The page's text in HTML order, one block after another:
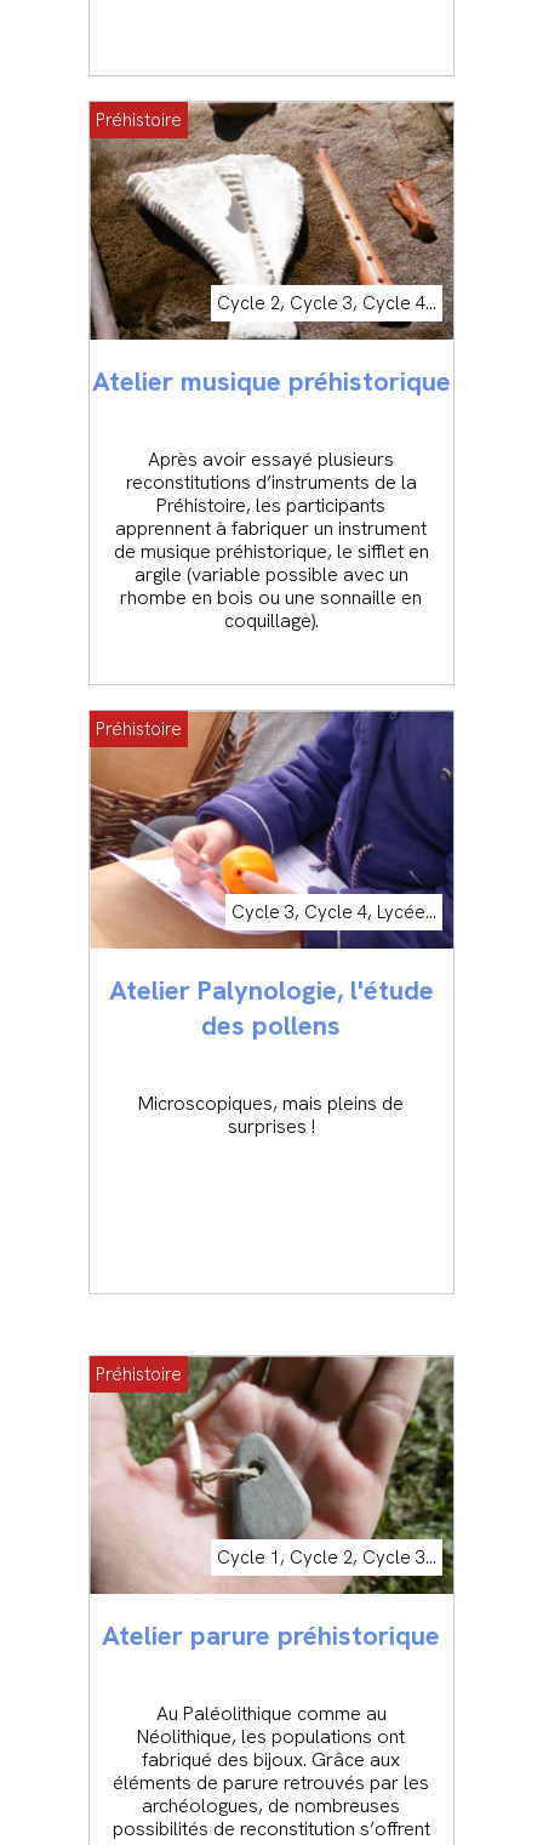
Préhistoire
Cycle 2, Cycle 3, Cycle 4...
Atelier musique préhistorique
Après avoir essayé plusieurs
reconstitutions d’instruments de la
Préhistoire, les participants
apprennent à fabriquer un instrument
de musique préhistorique, le sifflet en
argile (variable possible avec un
rhombe en bois ou une sonnaille en
coquillage).
Préhistoire
Cycle 3, Cycle 4, Lycée...
Atelier Palynologie, l'étude
des pollens
Microscopiques, mais pleins de
surprises !
Préhistoire
Cycle 1, Cycle 2, Cycle 3...
Atelier parure préhistorique
Au Paléolithique comme au
Néolithique, les populations ont
fabriqué des bijoux. Grâce aux
éléments de parure retrouvés par les
archéologues, de nombreuses
possibilités de reconstitution s’offrent